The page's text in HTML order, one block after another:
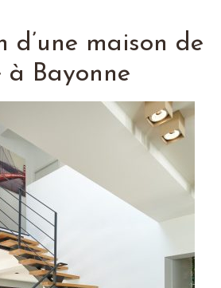
d’une maison de
à Bayonne